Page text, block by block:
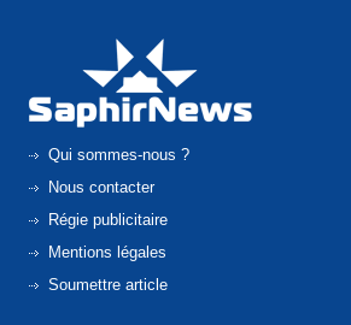
Qui sommes-nous ?
Nous contacter
Régie publicitaire
Mentions légales
Soumettre article